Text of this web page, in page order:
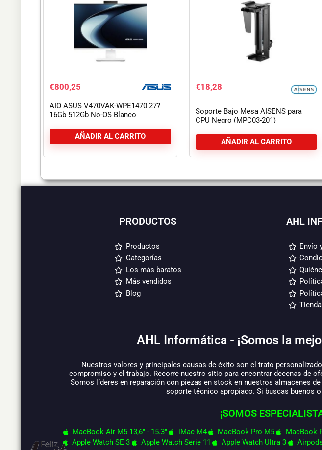
€800,25
AIO ASUS V470VAK-WPE1470 27?
16Gb 512Gb No-OS Blanco
AÑADIR AL CARRITO
€18,28
Soporte Bajo Mesa AISENS para
CPU Negro (MPC03-201)
AÑADIR AL CARRITO
PRODUCTOS
Productos
Categorías
Los más baratos
Más vendidos
Blog
AHL
Envío
AHL Informática - ¡Somos la
Nuestros valores y principales causas de éxito son el trato
compromiso y el trabajo. Recorre nuestro sitio para encontrar decenas de
Somos líderes en reparación con piezas en stock en nuestros almacenes
soporte técnico apropiado. Si buscas buenos
¡SOMOS
MacBook Air M5 13,6" - 15.3" iMac M4 MacBook Pro M5 MacBook
Apple Watch SE 3
Apple Watch Serie 11 Apple Watch Ultra 3